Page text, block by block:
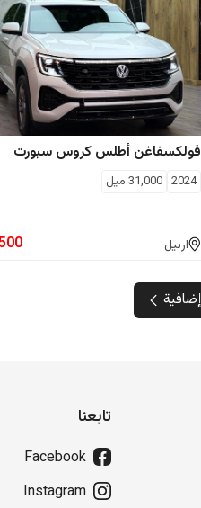
فولكسفاغن أطلس كروس سبورت
2024
31,000 ميل
اربيل
تابعنا
Facebook
Instagram